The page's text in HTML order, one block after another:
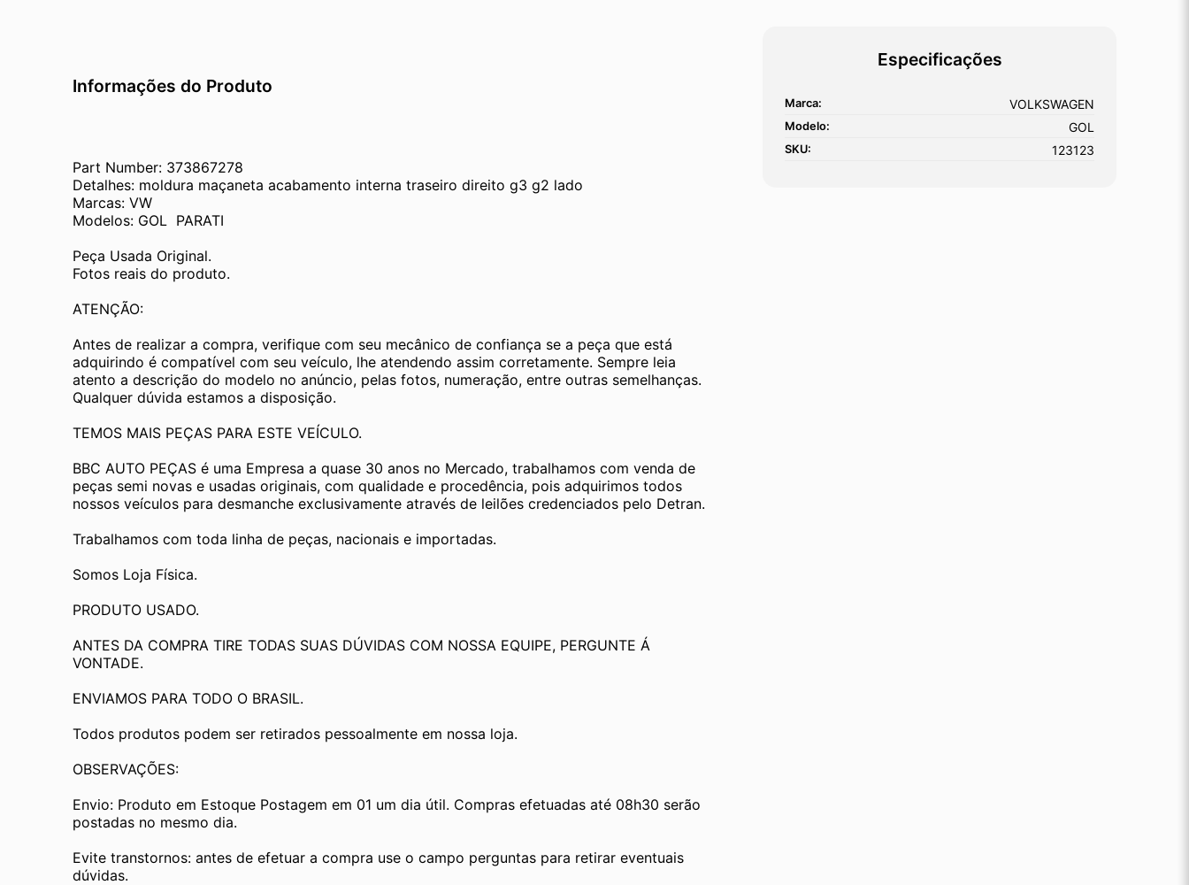
Informações do Produto
Part Number: 373867278
Detalhes: moldura maçaneta acabamento interna traseiro direito g3 g2 lado
Marcas: VW
Modelos: GOL  PARATI
Peça Usada Original.
Fotos reais do produto.
ATENÇÃO:
Antes de realizar a compra, verifique com seu mecânico de confiança se a peça que está
adquirindo é compatível com seu veículo, lhe atendendo assim corretamente. Sempre leia
atento a descrição do modelo no anúncio, pelas fotos, numeração, entre outras semelhanças.
Qualquer dúvida estamos a disposição.
TEMOS MAIS PEÇAS PARA ESTE VEÍCULO.
BBC AUTO PEÇAS é uma Empresa a quase 30 anos no Mercado, trabalhamos com venda de
peças semi novas e usadas originais, com qualidade e procedência, pois adquirimos todos
nossos veículos para desmanche exclusivamente através de leilões credenciados pelo Detran.
Trabalhamos com toda linha de peças, nacionais e importadas.
Somos Loja Física.
PRODUTO USADO.
ANTES DA COMPRA TIRE TODAS SUAS DÚVIDAS COM NOSSA EQUIPE, PERGUNTE Á
VONTADE.
ENVIAMOS PARA TODO O BRASIL.
Todos produtos podem ser retirados pessoalmente em nossa loja.
OBSERVAÇÕES:
Envio: Produto em Estoque Postagem em 01 um dia útil. Compras efetuadas até 08h30 serão
postadas no mesmo dia.
Evite transtornos: antes de efetuar a compra use o campo perguntas para retirar eventuais
dúvidas.
Especificações
Marca: VOLKSWAGEN
Modelo: GOL
SKU: 123123